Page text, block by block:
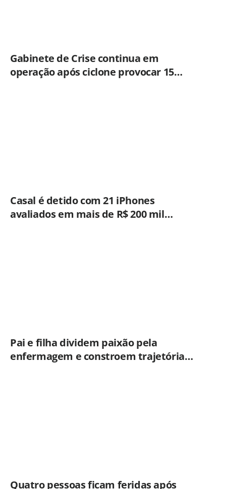
Gabinete de Crise continua em
operação após ciclone provocar 15
Casal é detido com 21 iPhones
avaliados em mais de R$ 200 mil
Pai e filha dividem paixão pela
enfermagem e constroem trajetória
Quatro pessoas ficam feridas após